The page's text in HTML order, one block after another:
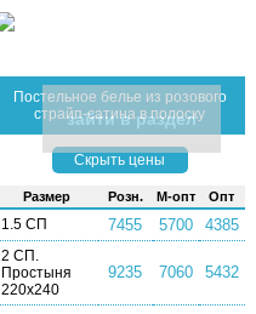
Постельное белье из розового
страйп-сатина в полоску
зайти в раздел
Скрыть цены
Раз­мер Розн. М-опт Опт
1.5 СП 7455 5700 4385
2 СП.
Простыня
220х240
9235 7060 5432